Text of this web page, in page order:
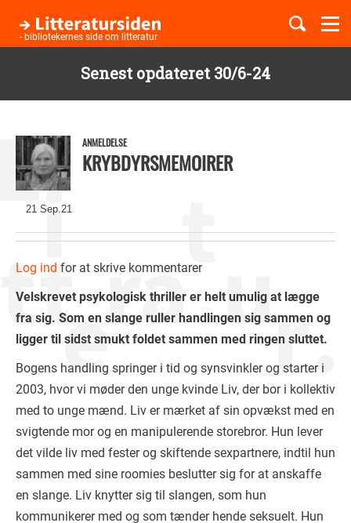
Senest opdateret 30/6-24
hovedindhold
- bibliotekernes side om litteratur
Børnebøger
21 Sep.21
ANMELDELSE
KRYBDYRSMEMOIRER
Log ind for at skrive kommentarer
Velskrevet psykologisk thriller er helt umulig at lægge
fra sig. Som en slange ruller handlingen sig sammen og
ligger til sidst smukt foldet sammen med ringen sluttet.
Bogens handling springer i tid og synsvinkler og starter i
2003, hvor vi møder den unge kvinde Liv, der bor i kollektiv
med to unge mænd. Liv er mærket af sin opvækst med en
svigtende mor og en manipulerende storebror. Hun lever
det vilde liv med fester og skiftende sexpartnere, indtil hun
sammen med sine roomies beslutter sig for at anskaffe
en slange. Liv knytter sig til slangen, som hun
kommunikerer med og som tænder hende seksuelt. Hun